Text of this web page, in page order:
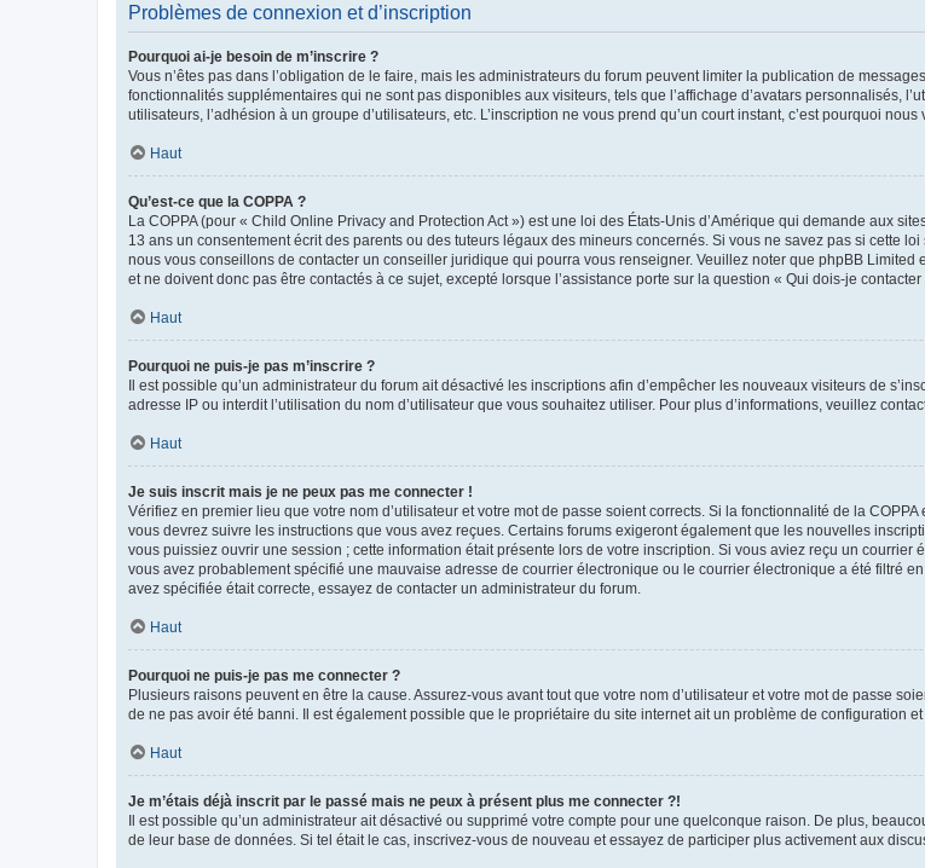
Problèmes de connexion et d’inscription
Pourquoi ai-je besoin de m’inscrire ?
Vous n’êtes pas dans l’obligation de le faire, mais les administrateurs du forum peuvent limiter la publication de
fonctionnalités supplémentaires qui ne sont pas disponibles aux visiteurs, tels que l’affichage d’avatars personnalisés,
utilisateurs, l’adhésion à un groupe d’utilisateurs, etc. L’inscription ne vous prend qu’un court instant, c’est pourquoi
Haut
Qu’est-ce que la COPPA ?
La COPPA (pour « Child Online Privacy and Protection Act ») est une loi des États-Unis d’Amérique qui demande aux
13 ans un consentement écrit des parents ou des tuteurs légaux des mineurs concernés. Si vous ne savez pas si cette
nous vous conseillons de contacter un conseiller juridique qui pourra vous renseigner. Veuillez noter que phpBB
et ne doivent donc pas être contactés à ce sujet, excepté lorsque l’assistance porte sur la question « Qui dois-je
Haut
Pourquoi ne puis-je pas m’inscrire ?
Il est possible qu’un administrateur du forum ait désactivé les inscriptions afin d’empêcher les nouveaux visiteurs de
adresse IP ou interdit l’utilisation du nom d’utilisateur que vous souhaitez utiliser. Pour plus d’informations, veuillez
Haut
Je suis inscrit mais je ne peux pas me connecter !
Vérifiez en premier lieu que votre nom d’utilisateur et votre mot de passe soient corrects. Si la fonctionnalité de la
vous devrez suivre les instructions que vous avez reçues. Certains forums exigeront également que les nouvelles
vous puissiez ouvrir une session ; cette information était présente lors de votre inscription. Si vous aviez reçu un
vous avez probablement spécifié une mauvaise adresse de courrier électronique ou le courrier électronique a été filtré
avez spécifiée était correcte, essayez de contacter un administrateur du forum.
Haut
Pourquoi ne puis-je pas me connecter ?
Plusieurs raisons peuvent en être la cause. Assurez-vous avant tout que votre nom d’utilisateur et votre mot de passe
de ne pas avoir été banni. Il est également possible que le propriétaire du site internet ait un problème de configuration et
Haut
Je m’étais déjà inscrit par le passé mais ne peux à présent plus me connecter ?!
Il est possible qu’un administrateur ait désactivé ou supprimé votre compte pour une quelconque raison. De plus,
de leur base de données. Si tel était le cas, inscrivez-vous de nouveau et essayez de participer plus activement aux